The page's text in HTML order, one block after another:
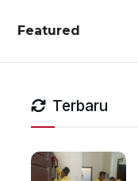
Featured
Terbaru